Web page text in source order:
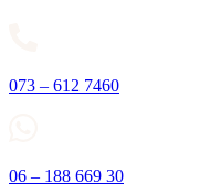
073 – 612 7460
06 – 188 669 30